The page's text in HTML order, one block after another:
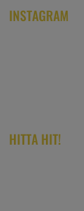
INSTAGRAM
HITTA HIT!